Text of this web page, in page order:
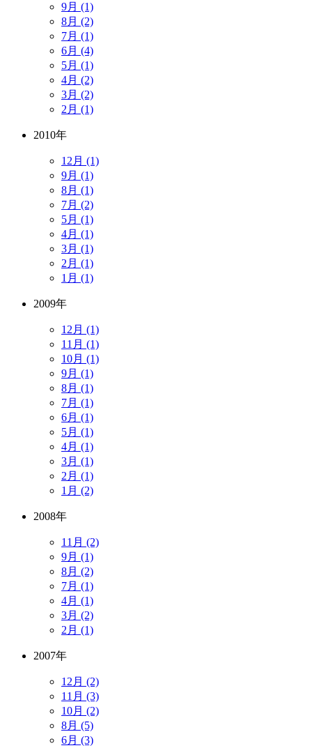
9月 (1)
8月 (2)
7月 (1)
6月 (4)
5月 (1)
4月 (2)
3月 (2)
2月 (1)
2010年
12月 (1)
9月 (1)
8月 (1)
7月 (2)
5月 (1)
4月 (1)
3月 (1)
2月 (1)
1月 (1)
2009年
12月 (1)
11月 (1)
10月 (1)
9月 (1)
8月 (1)
7月 (1)
6月 (1)
5月 (1)
4月 (1)
3月 (1)
2月 (1)
1月 (2)
2008年
11月 (2)
9月 (1)
8月 (2)
7月 (1)
4月 (1)
3月 (2)
2月 (1)
2007年
12月 (2)
11月 (3)
10月 (2)
8月 (5)
6月 (3)